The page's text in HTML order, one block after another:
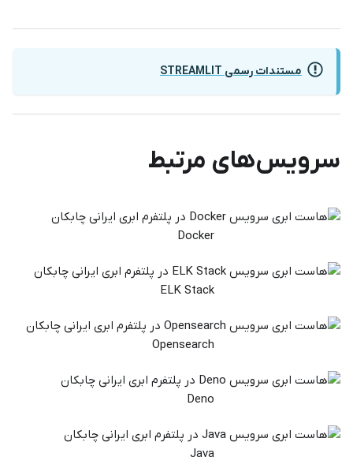
مستندات رسمی STREAMLIT
سرویس‌های مرتبط
Docker
ELK Stack
Opensearch
Deno
Java